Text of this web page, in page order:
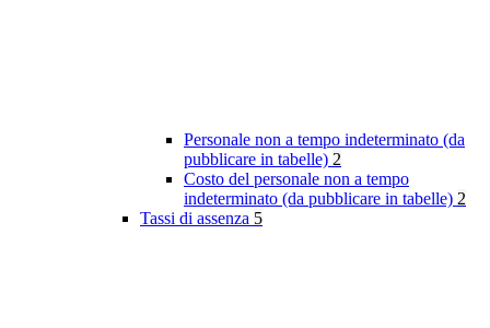
Personale non a tempo indeterminato (da
pubblicare in tabelle) 2
Costo del personale non a tempo
indeterminato (da pubblicare in tabelle) 2
Tassi di assenza 5